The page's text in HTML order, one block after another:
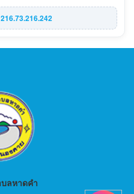
216.73.216.242
บลหาดคำ